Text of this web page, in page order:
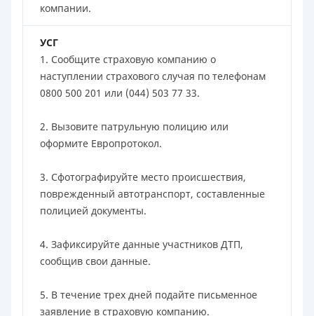
компании.
УСГ
1. Сообщите страховую компанию о
наступлении страхового случая по телефонам
0800 500 201 или (044) 503 77 33.
2. Вызовите патрульную полицию или
оформите Европротокол.
3. Сфотографируйте место происшествия,
поврежденный автотранспорт, составленные
полицией документы.
4. Зафиксируйте данные участников ДТП,
сообщив свои данные.
5. В течение трех дней подайте письменное
заявление в страховую компанию.